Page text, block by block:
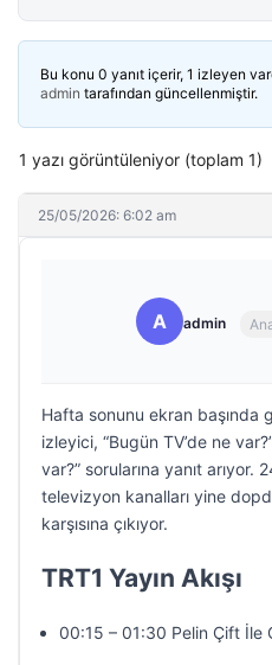
Bu konu 0 yanıt içerir, 1 izleyen
admin tarafından güncellenmiştir.
1 yazı görüntüleniyor (toplam 1)
25/05/2026: 6:02 am
A admin
Hafta sonunu ekran başında
izleyici, “Bugün TV’de ne
var?” sorularına yanıt arıyor.
televizyon kanalları yine
karşısına çıkıyor.
TRT1 Yayın Akışı
00:15 – 01:30 Pelin Çift İle